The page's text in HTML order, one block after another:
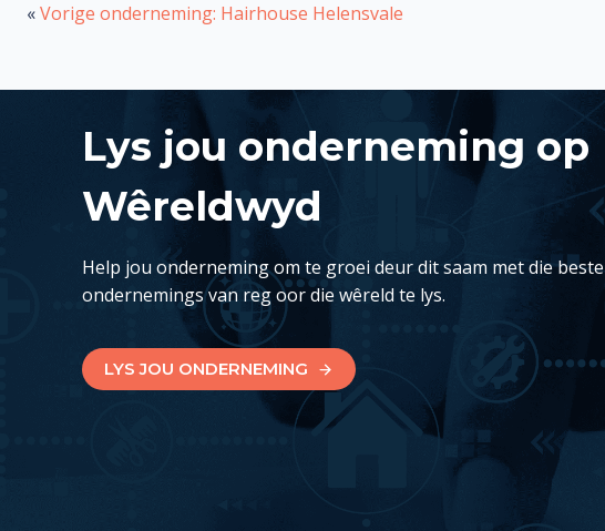
«Vorige onderneming: Hairhouse Helensvale
Lys jou onderneming op
Wêreldwyd
Help jou onderneming om te groei deur dit saam met die beste
ondernemings van reg oor die wêreld te lys.
LYS JOU ONDERNEMING